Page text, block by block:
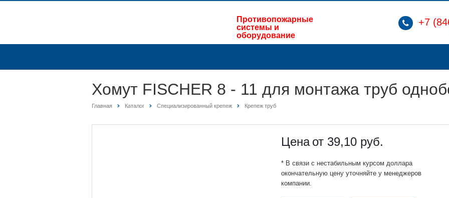
Противопожарные
системы и
оборудование
+7
Хомут FISCHER 8 - 11 для монтажа труб
Главная Каталог Специализированный крепеж Крепеж труб
Цена от 39,10 руб.
* В связи с нестабильным курсом доллара
окончательную цену уточняйте у менеджеров
компании.